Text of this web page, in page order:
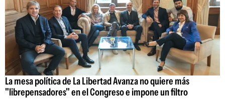
La mesa política de La Libertad Avanza no quiere más
"librepensadores" en el Congreso e impone un filtro